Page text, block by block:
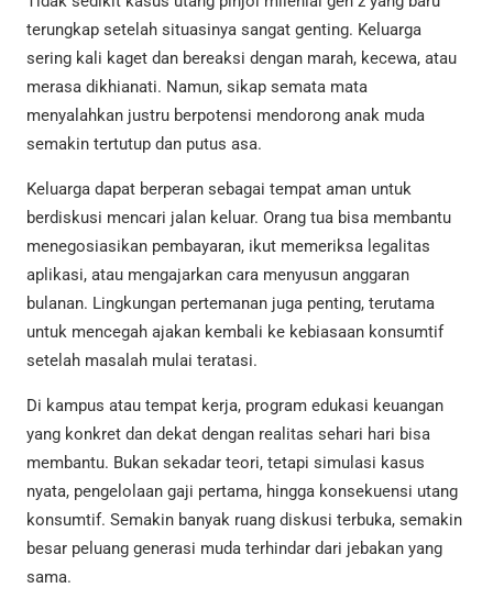
terungkap setelah situasinya sangat genting. Keluarga
sering kali kaget dan bereaksi dengan marah, kecewa, atau
merasa dikhianati. Namun, sikap semata mata
menyalahkan justru berpotensi mendorong anak muda
semakin tertutup dan putus asa.
Keluarga dapat berperan sebagai tempat aman untuk
berdiskusi mencari jalan keluar. Orang tua bisa membantu
menegosiasikan pembayaran, ikut memeriksa legalitas
aplikasi, atau mengajarkan cara menyusun anggaran
bulanan. Lingkungan pertemanan juga penting, terutama
untuk mencegah ajakan kembali ke kebiasaan konsumtif
setelah masalah mulai teratasi.
Di kampus atau tempat kerja, program edukasi keuangan
yang konkret dan dekat dengan realitas sehari hari bisa
membantu. Bukan sekadar teori, tetapi simulasi kasus
nyata, pengelolaan gaji pertama, hingga konsekuensi utang
konsumtif. Semakin banyak ruang diskusi terbuka, semakin
besar peluang generasi muda terhindar dari jebakan yang
sama.